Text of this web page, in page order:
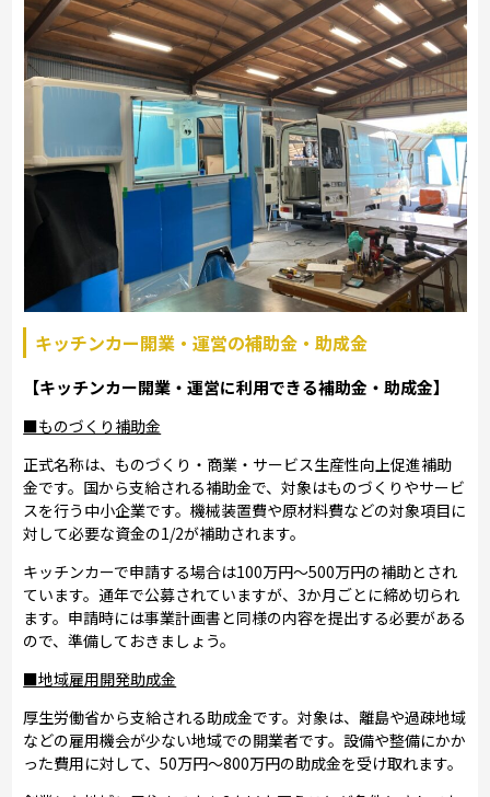
キッチンカー開業・運営の補助金・助成金
【キッチンカー開業・運営に利用できる補助金・助成金】
■ものづくり補助金
正式名称は、ものづくり・商業・サービス生産性向上促進補助
金です。国から支給される補助金で、対象はものづくりやサービ
スを行う中小企業です。機械装置費や原材料費などの対象項目に
対して必要な資金の1/2が補助されます。
キッチンカーで申請する場合は100万円～500万円の補助とされ
ています。通年で公募されていますが、3か月ごとに締め切られ
ます。申請時には事業計画書と同様の内容を提出する必要がある
ので、準備しておきましょう。
■地域雇用開発助成金
厚生労働省から支給される助成金です。対象は、離島や過疎地域
などの雇用機会が少ない地域での開業者です。設備や整備にかか
った費用に対して、50万円～800万円の助成金を受け取れます。